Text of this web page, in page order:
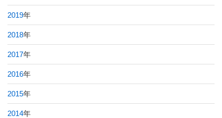
2019年
2018年
2017年
2016年
2015年
2014年